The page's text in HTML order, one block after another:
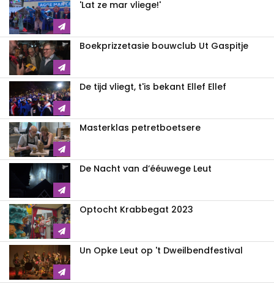
'Lat ze mar vliege!'
Boekprizzetasie bouwclub Ut Gaspitje
De tijd vliegt, t'is bekant Ellef Ellef
Masterklas petretboetsere
De Nacht van d’ééuwege Leut
Optocht Krabbegat 2023
Un Opke Leut op 't Dweilbendfestival